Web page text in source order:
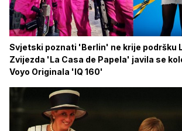
Svjetski poznati 'Berlin' ne krije podršku
Zvijezda 'La Casa de Papela' javila se
Voyo Originala 'IQ 160'